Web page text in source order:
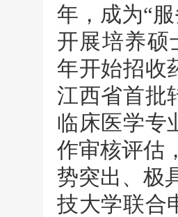
年，成为“
开展培养硕
年开始招收
江西省首批
临床医学专
作审核评估
势突出、极
技大学联合